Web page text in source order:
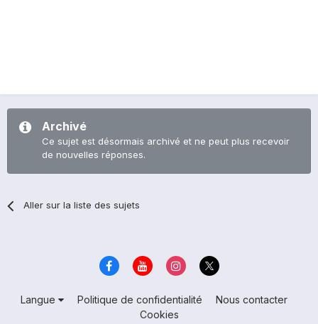
Archivé
Ce sujet est désormais archivé et ne peut plus recevoir
de nouvelles réponses.
Aller sur la liste des sujets
Langue Politique de confidentialité
Nous contacter
Cookies